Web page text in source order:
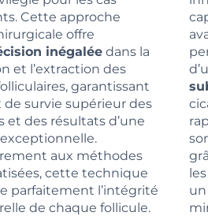
Cette approche
offre
inégaléedans la
et l’extraction des
garantissant
survie supérieur des
et des résultats d’une
aux méthodes
cette technique
parfaitement l’intégrité
de chaque follicule.